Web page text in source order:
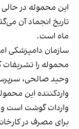
ماه است.
سازمان دامپزشکی
محموله را تشریفات
وحید صالحی،
واردکننده این
واردات گوشت است
برای مصرف در